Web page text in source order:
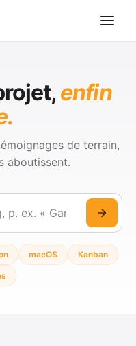
enfin
de terrain,
aboutissent.
macOS Kanban